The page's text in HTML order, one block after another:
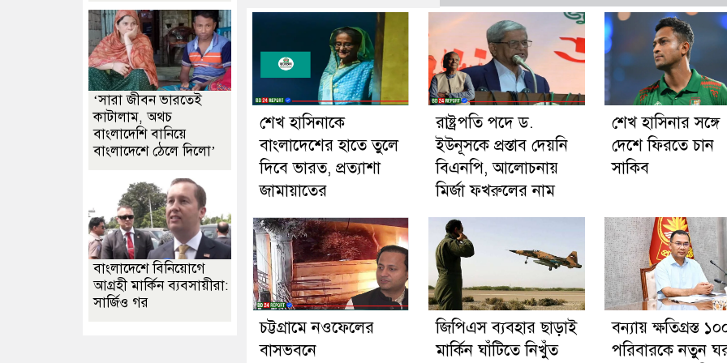
শেখ হাসিনাকে
বাংলাদেশের হাতে তুলে
দিবে ভারত, প্রত্যাশা
জামায়াতের
রাষ্ট্রপতি পদে ড.
ইউনূসকে প্রস্তাব দেয়নি
বিএনপি, আলোচনায়
মির্জা ফখরুলের নাম
শেখ হাসিনার সঙ্গে
দেশে ফিরতে চান
সাকিব
চট্টগ্রামে নওফেলের
বাসভবনে
জিপিএস ব্যবহার ছাড়াই
মার্কিন ঘাঁটিতে নিখুঁত
বন্যায় ক্ষতিগ্রস্ত
পরিবারকে নতুন
‘সারা জীবন ভারতেই
কাটালাম, অথচ
বাংলাদেশি বানিয়ে
বাংলাদেশে ঠেলে দিলো’
বাংলাদেশে বিনিয়োগে
আগ্রহী মার্কিন ব্যবসায়ীরা:
সার্জিও গর